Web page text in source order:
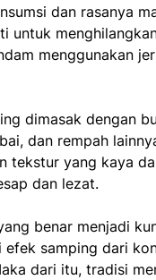
dan rasanya
untuk
menggunakan
dimasak dengan
dan rempah
tekstur yang kaya
dan lezat.
benar menjadi
samping dari
dari itu, tradisi